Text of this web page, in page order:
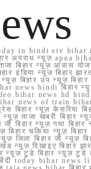
in hindi etv bihar
अपराध न्यूज़ apna
न्यूज़ आवास
न्यूज़ बिहार
बिहार उप न्यूज़ बिहार
news hindi बिहार
bihar news
news of train
बिहार न्यूज़ केसरिया
ताजा खबरी बिहार
जी बिहार न्यूज़ गया
बिहार चकिया न्यूज़
बिहार जी न्यूज़
न्यूज़ दिखाइए
टुडे बिहार न्यूज़ टुडे
today bihar